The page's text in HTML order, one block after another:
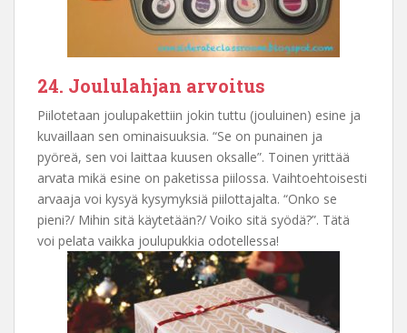
24. Joululahjan arvoitus
Piilotetaan joulupakettiin jokin tuttu (jouluinen) esine ja
kuvaillaan sen ominaisuuksia. “Se on punainen ja
pyöreä, sen voi laittaa kuusen oksalle”. Toinen yrittää
arvata mikä esine on paketissa piilossa. Vaihtoehtoisesti
arvaaja voi kysyä kysymyksiä piilottajalta. “Onko se
pieni?/ Mihin sitä käytetään?/ Voiko sitä syödä?”. Tätä
voi pelata vaikka joulupukkia odotellessa!